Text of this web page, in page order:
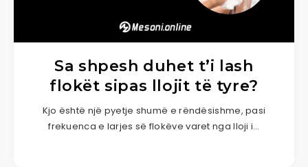
Sa shpesh duhet t’i lash
flokët sipas llojit të tyre?
Kjo është një pyetje shumë e rëndësishme, pasi
frekuenca e larjes së flokëve varet nga lloji i…